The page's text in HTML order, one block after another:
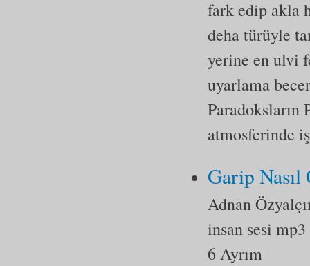
fark edip akla
deha türüyle
yerine en ulvi
uyarlama
Paradoksların
atmosferinde
Garip
Adnan
insan sesi mp3
6 Ayrım